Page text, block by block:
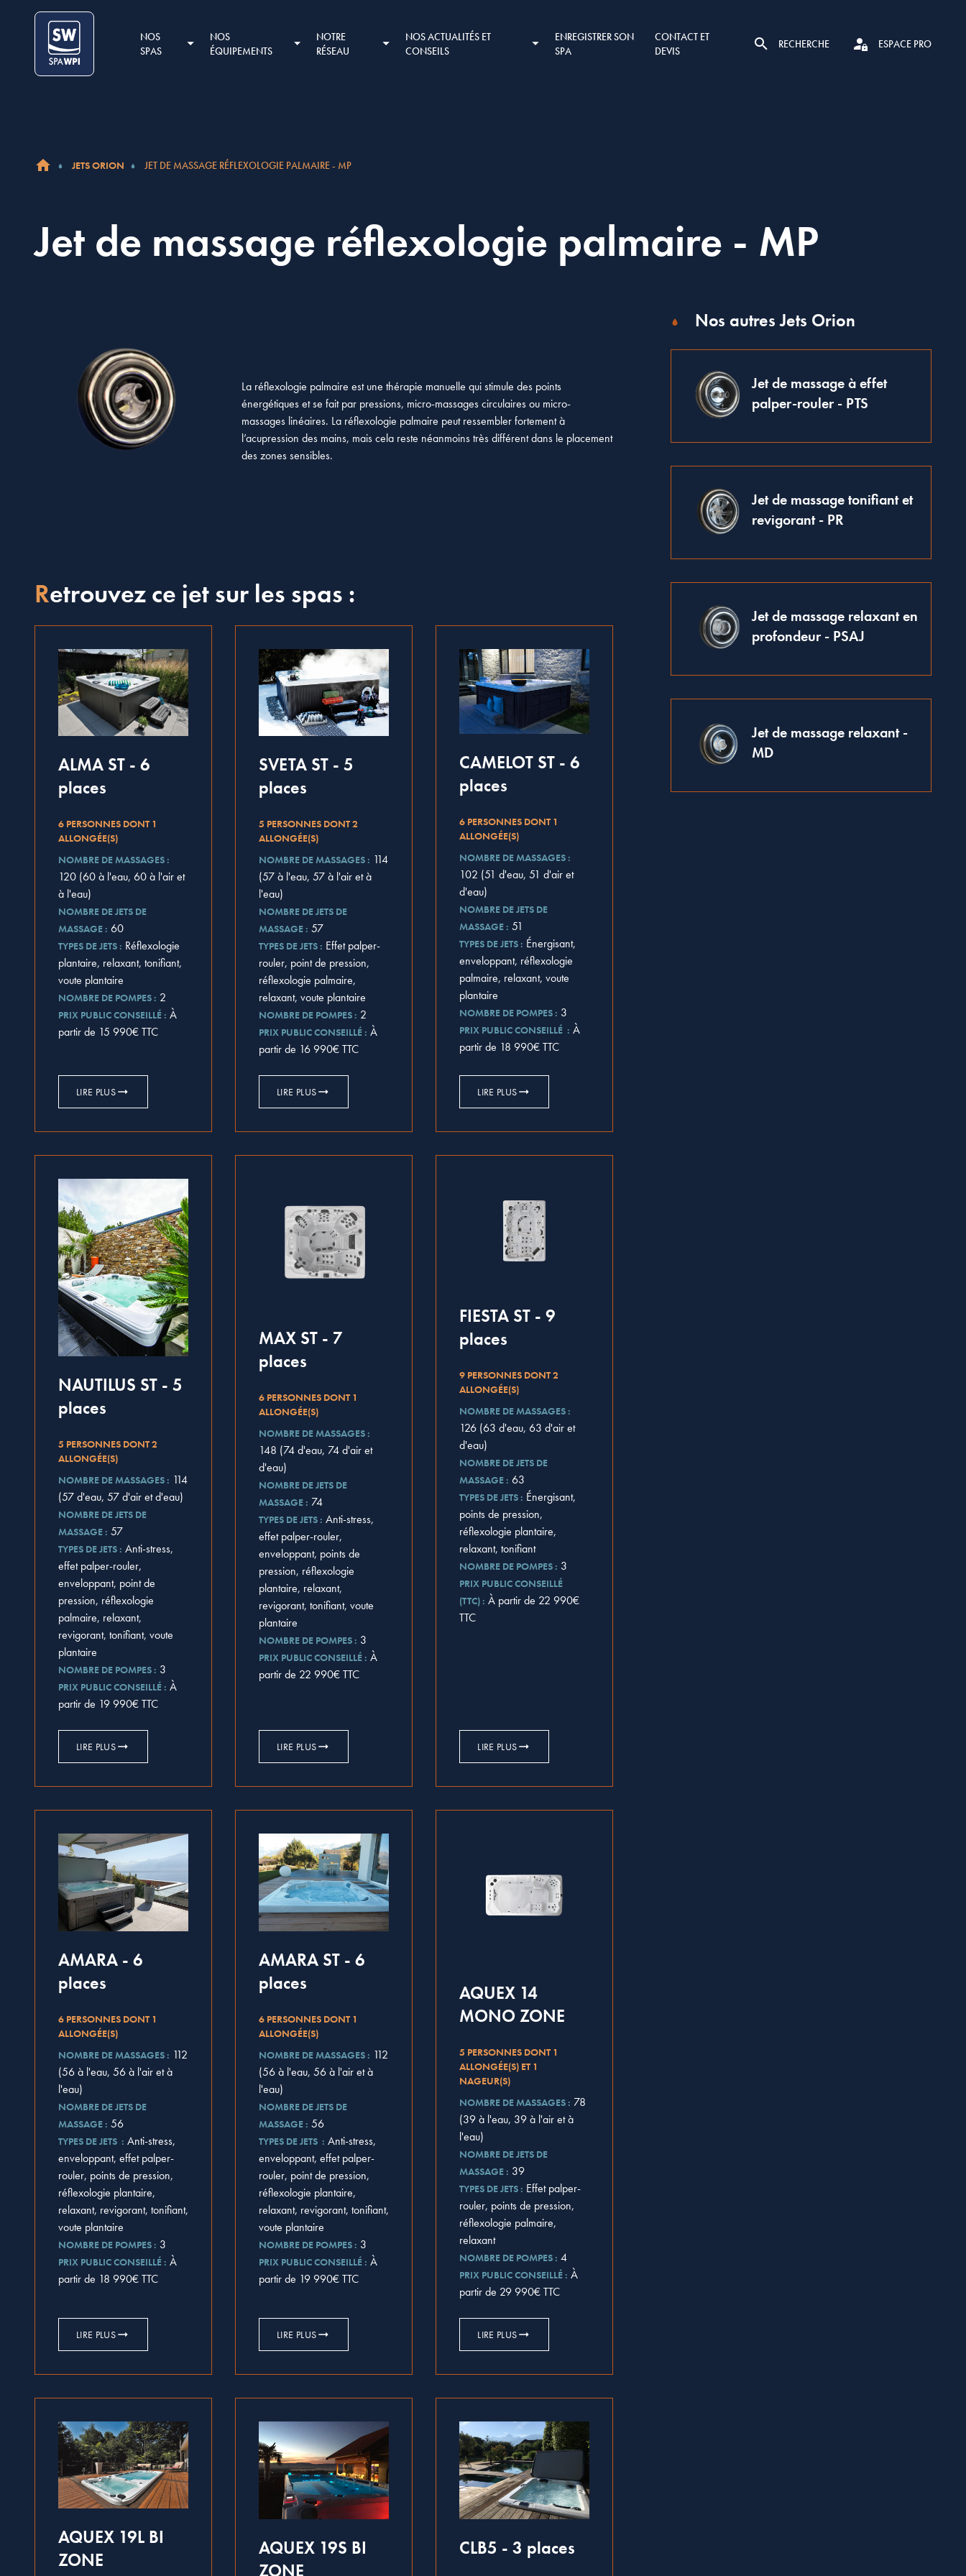
NOS
SPAS
NOS
ÉQUIPEMENTS
NOTRE
RÉSEAU
NOS ACTUALITÉS ET
CONSEILS
ENREGISTRER SON
SPA
CONTACT ET
DEVIS
RECHERCHE ESPACE PRO
JETS ORION JET DE MASSAGE RÉFLEXOLOGIE PALMAIRE - MP
Jet de massage réflexologie palmaire - MP
La réflexologie palmaire est une thérapie manuelle qui stimule des points
énergétiques et se fait par pressions, micro-massages circulaires ou micro-
massages linéaires. La réflexologie palmaire peut ressembler fortement à
l’acupression des mains, mais cela reste néanmoins très différent dans le placement
des zones sensibles.
Retrouvez ce jet sur les spas :
ALMA ST - 6
places
6 PERSONNES DONT 1
ALLONGÉE(S)
NOMBRE DE MASSAGES :
120 (60 à l'eau, 60 à l'air et
à l'eau)
NOMBRE DE JETS DE
MASSAGE : 60
TYPES DE JETS : Réflexologie
plantaire, relaxant, tonifiant,
voute plantaire
NOMBRE DE POMPES : 2
PRIX PUBLIC CONSEILLÉ : À
partir de 15 990€ TTC
LIRE PLUS
SVETA ST - 5
places
5 PERSONNES DONT 2
ALLONGÉE(S)
NOMBRE DE MASSAGES : 114
(57 à l'eau, 57 à l'air et à
l'eau)
NOMBRE DE JETS DE
MASSAGE : 57
TYPES DE JETS : Effet palper-
rouler, point de pression,
réflexologie palmaire,
relaxant, voute plantaire
NOMBRE DE POMPES : 2
PRIX PUBLIC CONSEILLÉ : À
partir de 16 990€ TTC
LIRE PLUS
CAMELOT ST - 6
places
6 PERSONNES DONT 1
ALLONGÉE(S)
NOMBRE DE MASSAGES :
102 (51 d'eau, 51 d'air et
d'eau)
NOMBRE DE JETS DE
MASSAGE : 51
TYPES DE JETS : Énergisant,
enveloppant, réflexologie
palmaire, relaxant, voute
plantaire
NOMBRE DE POMPES : 3
PRIX PUBLIC CONSEILLÉ : À
partir de 18 990€ TTC
LIRE PLUS
NAUTILUS ST - 5
places
5 PERSONNES DONT 2
ALLONGÉE(S)
NOMBRE DE MASSAGES : 114
(57 d'eau, 57 d'air et d'eau)
NOMBRE DE JETS DE
MASSAGE : 57
TYPES DE JETS : Anti-stress,
effet palper-rouler,
enveloppant, point de
pression, réflexologie
palmaire, relaxant,
revigorant, tonifiant, voute
plantaire
NOMBRE DE POMPES : 3
PRIX PUBLIC CONSEILLÉ : À
partir de 19 990€ TTC
LIRE PLUS
MAX ST - 7
places
6 PERSONNES DONT 1
ALLONGÉE(S)
NOMBRE DE MASSAGES :
148 (74 d'eau, 74 d'air et
d'eau)
NOMBRE DE JETS DE
MASSAGE : 74
TYPES DE JETS : Anti-stress,
effet palper-rouler,
enveloppant, points de
pression, réflexologie
plantaire, relaxant,
revigorant, tonifiant, voute
plantaire
NOMBRE DE POMPES : 3
PRIX PUBLIC CONSEILLÉ : À
partir de 22 990€ TTC
LIRE PLUS
FIESTA ST - 9
places
9 PERSONNES DONT 2
ALLONGÉE(S)
NOMBRE DE MASSAGES :
126 (63 d'eau, 63 d'air et
d'eau)
NOMBRE DE JETS DE
MASSAGE : 63
TYPES DE JETS : Énergisant,
points de pression,
réflexologie plantaire,
relaxant, tonifiant
NOMBRE DE POMPES : 3
PRIX PUBLIC CONSEILLÉ
(TTC) : À partir de 22 990€
TTC
LIRE PLUS
AMARA - 6
places
6 PERSONNES DONT 1
ALLONGÉE(S)
NOMBRE DE MASSAGES : 112
(56 à l'eau, 56 à l'air et à
l'eau)
NOMBRE DE JETS DE
MASSAGE : 56
TYPES DE JETS : Anti-stress,
enveloppant, effet palper-
rouler, points de pression,
réflexologie plantaire,
relaxant, revigorant, tonifiant,
voute plantaire
NOMBRE DE POMPES : 3
PRIX PUBLIC CONSEILLÉ : À
partir de 18 990€ TTC
LIRE PLUS
AMARA ST - 6
places
6 PERSONNES DONT 1
ALLONGÉE(S)
NOMBRE DE MASSAGES : 112
(56 à l'eau, 56 à l'air et à
l'eau)
NOMBRE DE JETS DE
MASSAGE : 56
TYPES DE JETS : Anti-stress,
enveloppant, effet palper-
rouler, point de pression,
réflexologie plantaire,
relaxant, revigorant, tonifiant,
voute plantaire
NOMBRE DE POMPES : 3
PRIX PUBLIC CONSEILLÉ : À
partir de 19 990€ TTC
LIRE PLUS
AQUEX 14
MONO ZONE
5 PERSONNES DONT 1
ALLONGÉE(S) ET 1
NAGEUR(S)
NOMBRE DE MASSAGES : 78
(39 à l'eau, 39 à l'air et à
l'eau)
NOMBRE DE JETS DE
MASSAGE : 39
TYPES DE JETS : Effet palper-
rouler, points de pression,
réflexologie palmaire,
relaxant
NOMBRE DE POMPES : 4
PRIX PUBLIC CONSEILLÉ : À
partir de 29 990€ TTC
LIRE PLUS
AQUEX 19L BI
ZONE
AQUEX 19S BI
ZONE
CLB5 - 3 places
Nos autres Jets Orion
Jet de massage à effet
palper-rouler - PTS
Jet de massage tonifiant et
revigorant - PR
Jet de massage relaxant en
profondeur - PSAJ
Jet de massage relaxant -
MD